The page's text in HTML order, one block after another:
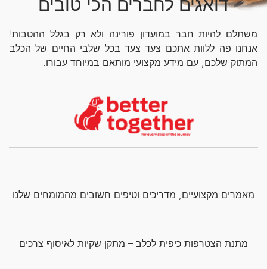
משתלם להיות חבר במועדון פורינה ולא רק בגלל ההטבות!
אנחנו פה ללוות אתכם צעד צעד בכל שלבי החיים של הכלב
המתוק שלכם, עם מידע מקצועי מותאם במיוחד עבורו.
מאמרים מקצועיים, מדריכים וטיפים חשובים מהמומחים שלנו
מתנת הצטרפות כיפית לכלב – מתקן שקיות לאיסוף צרכים